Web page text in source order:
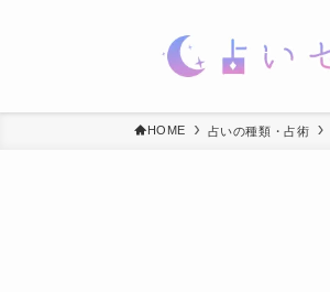
HOME 占いの種類・占術